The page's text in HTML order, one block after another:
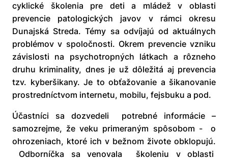
cyklické školenia pre deti a mládež v oblasti
prevencie patologických javov v rámci okresu
Dunajská Streda. Témy sa odvíjajú od aktuálnych
problémov v spoločnosti. Okrem prevencie vzniku
závislosti na psychotropných látkach a rôzneho
druhu kriminality, dnes je už dôležitá aj prevencia
tzv. kyberšikany. Je to obťažovanie a šikanovanie
prostredníctvom internetu, mobilu, fejsbuku a pod.
Účastníci sa dozvedeli potrebné informácie –
samozrejme, že veku primeraným spôsobom - o
ohrozeniach, ktoré ich v bežnom živote obklopujú.
Odborníčka sa venovala školeniu v oblasti